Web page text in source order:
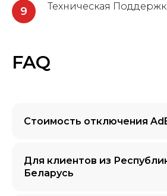
Техническая
FAQ
Стоимость отключения
Для клиентов из
Беларусь